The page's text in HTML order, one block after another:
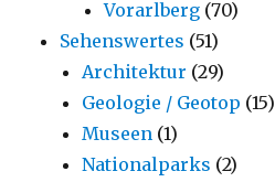
Vorarlberg (70)
Sehenswertes (51)
Architektur (29)
Geologie / Geotop (15)
Museen (1)
Nationalparks (2)